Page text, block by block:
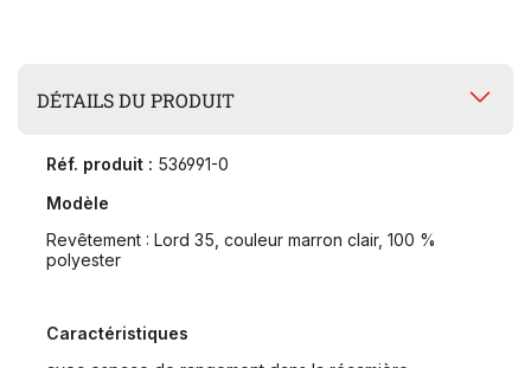
DÉTAILS DU PRODUIT
Réf. produit : 536991-0
Modèle
Revêtement : Lord 35, couleur marron clair, 100 %
polyester
Caractéristiques